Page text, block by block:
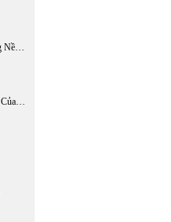
Sự Xuất Hiện Khuynh Hướng Trong Nền Văn Học Việt Nam Cổ
Thế Tĩnh Tọa Trong Tác Phẩm Ngồi Của Nguyễn Bình Phương